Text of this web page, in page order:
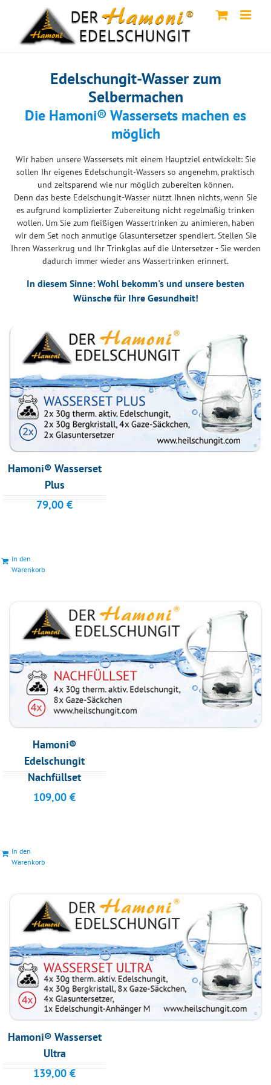
content
Edelschungit-Wasser zum
Selbermachen
Die Hamoni® Wassersets machen es
möglich
Wir haben unsere Wassersets mit einem Hauptziel entwickelt: Sie
sollen Ihr eigenes Edelschungit-Wassers so angenehm, praktisch
und zeitsparend wie nur möglich zubereiten können.
Denn das beste Edelschungit-Wasser nützt Ihnen nichts, wenn Sie
es aufgrund komplizierter Zubereitung nicht regelmäßig trinken
wollen. Um Sie zum fleißigen Wassertrinken zu animieren, haben
wir dem Set noch anmutige Glasuntersetzer spendiert. Stellen Sie
Ihren Wasserkrug und Ihr Trinkglas auf die Untersetzer - Sie werden
dadurch immer wieder ans Wassertrinken erinnert.
In diesem Sinne: Wohl bekomm's und unsere besten
Wünsche für Ihre Gesundheit!
Hamoni® Wasserset
Plus
79,00 €
In den
Warenkorb
Hamoni®
Edelschungit
Nachfüllset
109,00 €
In den
Warenkorb
Hamoni® Wasserset
Ultra
139,00 €